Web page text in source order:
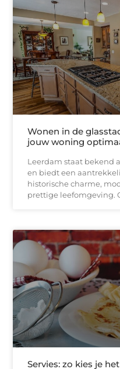
Wonen in de
jouw woning
Leerdam staat bekend
en biedt een
historische charme,
prettige leefomgeving.
Servies: zo kies je